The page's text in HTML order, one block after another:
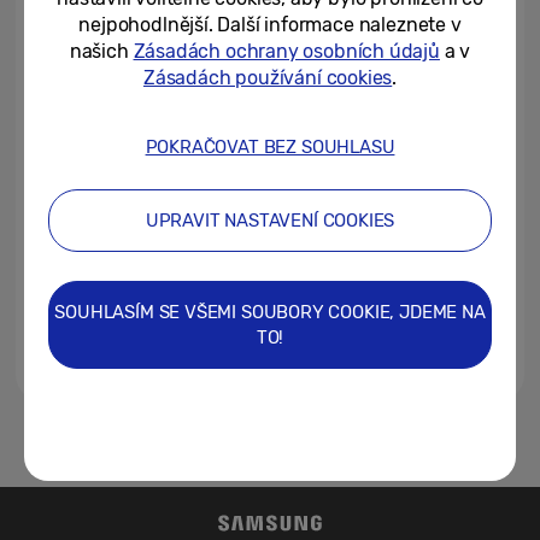
řady Galaxy, další služby a...
27/02/2023
pravidla hry
Uživatelské rozhraní One UI 5.1
17/02/2023
nejpohodlnější. Další informace naleznete v
našich Zásadách ochrany osobních údajů a v
Zásadách používání cookies.
POKRAČOVAT BEZ SOUHLASU
UPRAVIT NASTAVENÍ COOKIES
SOUHLASÍM SE VŠEMI SOUBORY COOKIE, JDEME NA
TO!